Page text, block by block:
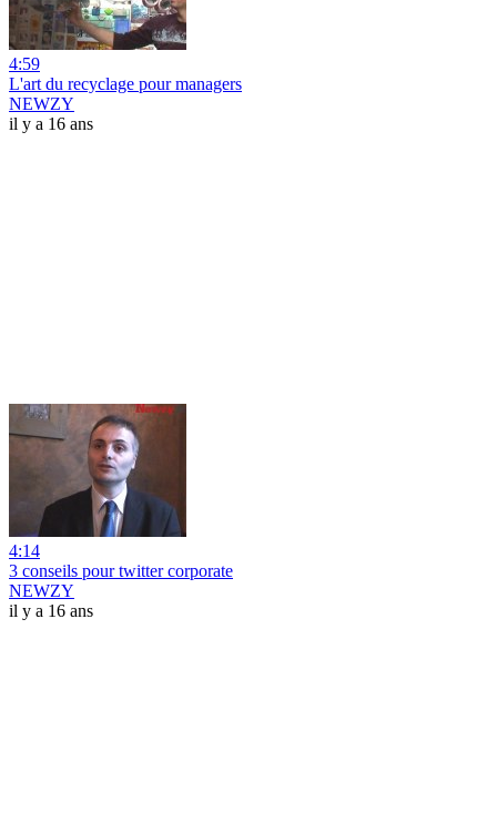
4:59
L'art du recyclage pour managers
NEWZY
il y a 16 ans
4:14
3 conseils pour twitter corporate
NEWZY
il y a 16 ans